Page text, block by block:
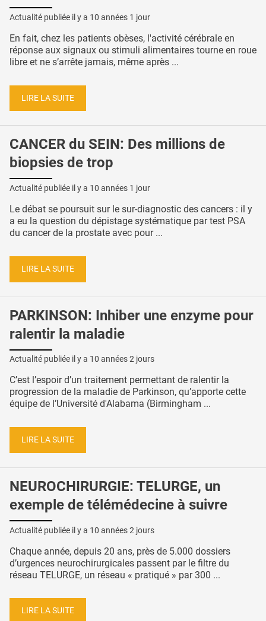
Actualité publiée il y a 10 années 1 jour
En fait, chez les patients obèses, l'activité cérébrale en
réponse aux signaux ou stimuli alimentaires tourne en roue
libre et ne s’arrête jamais, même après ...
LIRE LA SUITE
CANCER du SEIN: Des millions de
biopsies de trop
Actualité publiée il y a 10 années 1 jour
Le débat se poursuit sur le sur-diagnostic des cancers : il y
a eu la question du dépistage systématique par test PSA
du cancer de la prostate avec pour ...
LIRE LA SUITE
PARKINSON: Inhiber une enzyme pour
ralentir la maladie
Actualité publiée il y a 10 années 2 jours
C’est l’espoir d’un traitement permettant de ralentir la
progression de la maladie de Parkinson, qu’apporte cette
équipe de l’Université d'Alabama (Birmingham ...
LIRE LA SUITE
NEUROCHIRURGIE: TELURGE, un
exemple de télémédecine à suivre
Actualité publiée il y a 10 années 2 jours
Chaque année, depuis 20 ans, près de 5.000 dossiers
d’urgences neurochirurgicales passent par le filtre du
réseau TELURGE, un réseau « pratiqué » par 300 ...
LIRE LA SUITE